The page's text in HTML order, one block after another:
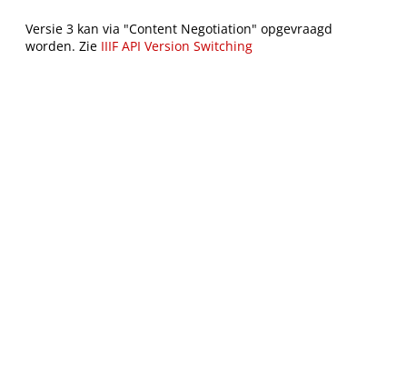
Versie 3 kan via "Content Negotiation" opgevraagd
worden. Zie IIIF API Version Switching